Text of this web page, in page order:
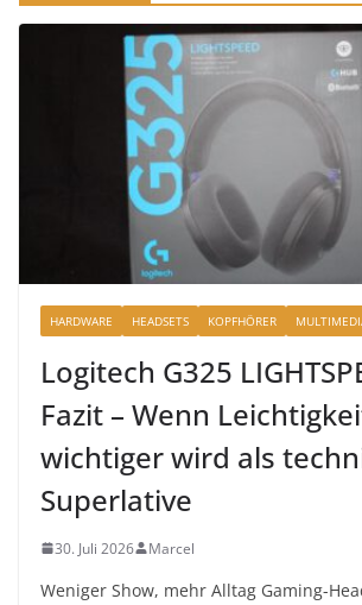
HARDWARE HEADSETS KOPFHÖRER
Logitech G325
Fazit – Wenn
wichtiger wird als
Superlative
30. Juli 2026 Marcel
Weniger Show, mehr Alltag Gaming-